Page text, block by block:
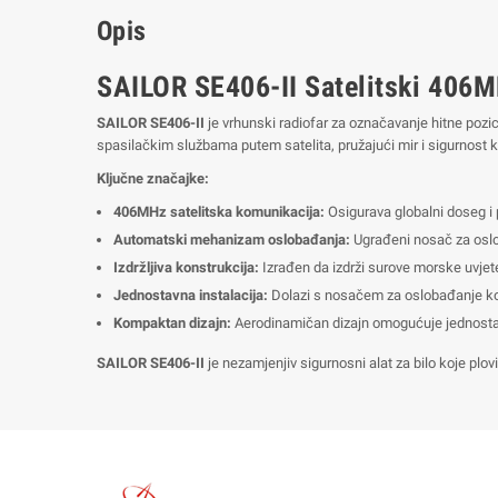
Opis
SAILOR SE406-II Satelitski
SAILOR SE406-II je vrhunski radiofar za označavanje hitne
spasilačkim službama putem satelita, pružajući mir i sigurnost
Ključne značajke:
406MHz satelitska komunikacija: Osigurava globalni doseg
Automatski mehanizam oslobađanja: Ugrađeni nosač za
Izdržljiva konstrukcija: Izrađen da izdrži surove morske
Jednostavna instalacija: Dolazi s nosačem za oslobađanje
Kompaktan dizajn: Aerodinamičan dizajn omogućuje
SAILOR SE406-II je nezamjenjiv sigurnosni alat za bilo koje